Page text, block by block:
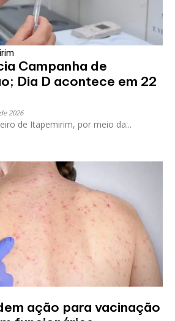
Campanha de
Dia D acontece em 22
2026
de Itapemirim, por meio da...
ação para vacinação